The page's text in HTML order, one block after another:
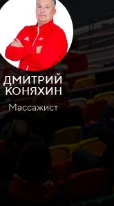
ДМИТРИЙ
КОНЯХИН
Массажист